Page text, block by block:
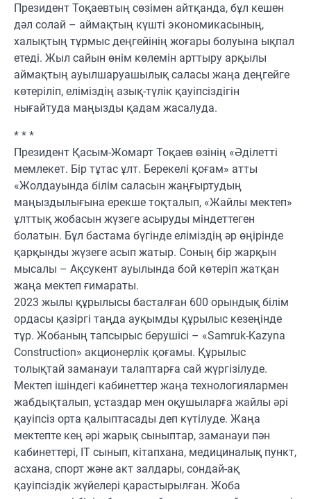
Президент Тоқаевтың сөзімен айтқанда, бұл кешен
дәл солай – аймақтың күшті экономикасының,
халықтың тұрмыс деңгейінің жоғары болуына ықпал
етеді. Жыл сайын өнім көлемін арттыру арқылы
аймақтың ауылшаруашылық саласы жаңа деңгейге
көтеріліп, еліміздің азық-түлік қауіпсіздігін
нығайтуда маңызды қадам жасалуда.
* * *
Президент Қасым-Жомарт Тоқаев өзінің «Әділетті
мемлекет. Бір тұтас ұлт. Берекелі қоғам» атты
«Жолдауында білім саласын жаңғыртудың
маңыздылығына ерекше тоқталып, «Жайлы мектеп»
ұлттық жобасын жүзеге асыруды міндеттеген
болатын. Бұл бастама бүгінде еліміздің әр өңірінде
қарқынды жүзеге асып жатыр. Соның бір жарқын
мысалы – Ақсукент ауылында бой көтеріп жатқан
жаңа мектеп ғимараты.
2023 жылы құрылысы басталған 600 орындық білім
ордасы қазіргі таңда ауқымды құрылыс кезеңінде
тұр. Жобаның тапсырыс берушісі – «Samruk-Kazyna
Construction» акционерлік қоғамы. Құрылыс
толықтай заманауи талаптарға сай жүргізілуде.
Мектеп ішіндегі кабинеттер жаңа технологиялармен
жабдықталып, ұстаздар мен оқушыларға жайлы әрі
қауіпсіз орта қалыптасады деп күтілуде. Жаңа
мектепте кең әрі жарық сыныптар, заманауи пән
кабинеттері, IT сынып, кітапхана, медициналық пункт,
асхана, спорт және акт залдары, сондай-ақ
қауіпсіздік жүйелері қарастырылған. Жоба